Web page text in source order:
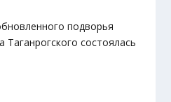
подворья
Таганрогского состоялась